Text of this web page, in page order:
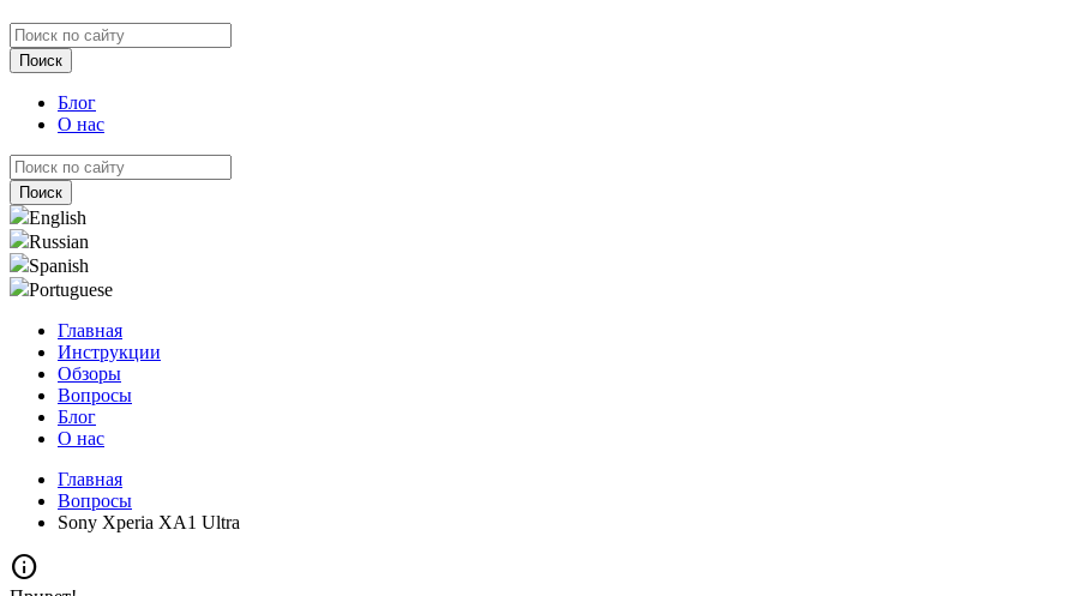
Блог
О нас
English
Russian
Spanish
Portuguese
Главная
Инструкции
Обзоры
Вопросы
Блог
О нас
Главная
Вопросы
Sony Xperia XA1 Ultra
info